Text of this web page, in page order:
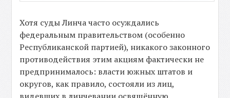
Хотя суды Линча часто осуждались
федеральным правительством (особенно
Республиканской партией), никакого законного
противодействия этим акциям фактически не
предпринималось: власти южных штатов и
округов, как правило, состояли из лиц,